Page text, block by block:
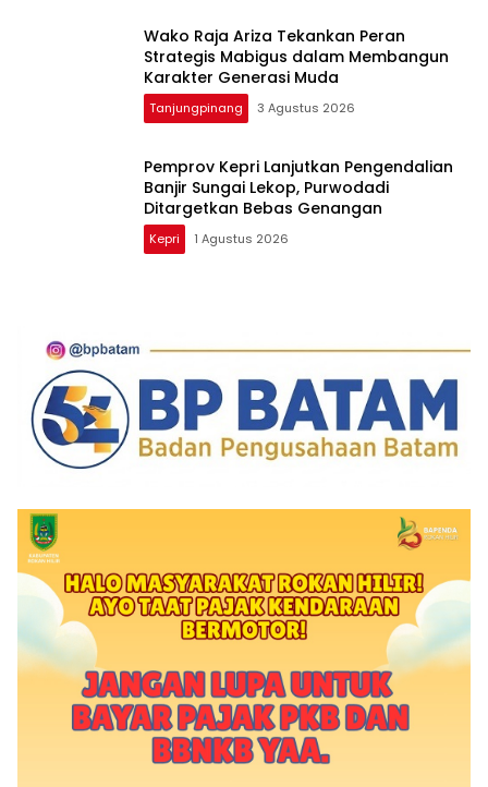
Wako Raja Ariza Tekankan Peran
Strategis Mabigus dalam Membangun
Karakter Generasi Muda
Tanjungpinang 3 Agustus 2026
Pemprov Kepri Lanjutkan Pengendalian
Banjir Sungai Lekop, Purwodadi
Ditargetkan Bebas Genangan
Kepri 1 Agustus 2026